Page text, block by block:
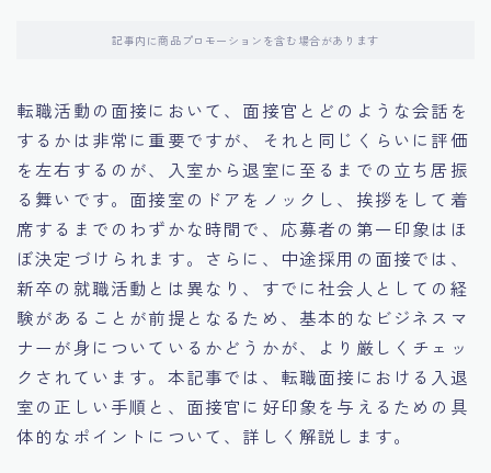
14.キャリアアップのための面接戦略
15.職場適応力をアピールする方法
16.エージェントと良好な関係を築く方法
17.面接でブランクを効果的に伝える方法
18.転職後の職場に適応するためのヒント
記事内に商品プロモーションを含む場合があります
転職活動の面接において、面接官とどのような会話を
するかは非常に重要ですが、それと同じくらいに評価
を左右するのが、入室から退室に至るまでの立ち居振
る舞いです。面接室のドアをノックし、挨拶をして着
席するまでのわずかな時間で、応募者の第一印象はほ
ぼ決定づけられます。さらに、中途採用の面接では、
新卒の就職活動とは異なり、すでに社会人としての経
験があることが前提となるため、基本的なビジネスマ
ナーが身についているかどうかが、より厳しくチェッ
クされています。本記事では、転職面接における入退
室の正しい手順と、面接官に好印象を与えるための具
体的なポイントについて、詳しく解説します。